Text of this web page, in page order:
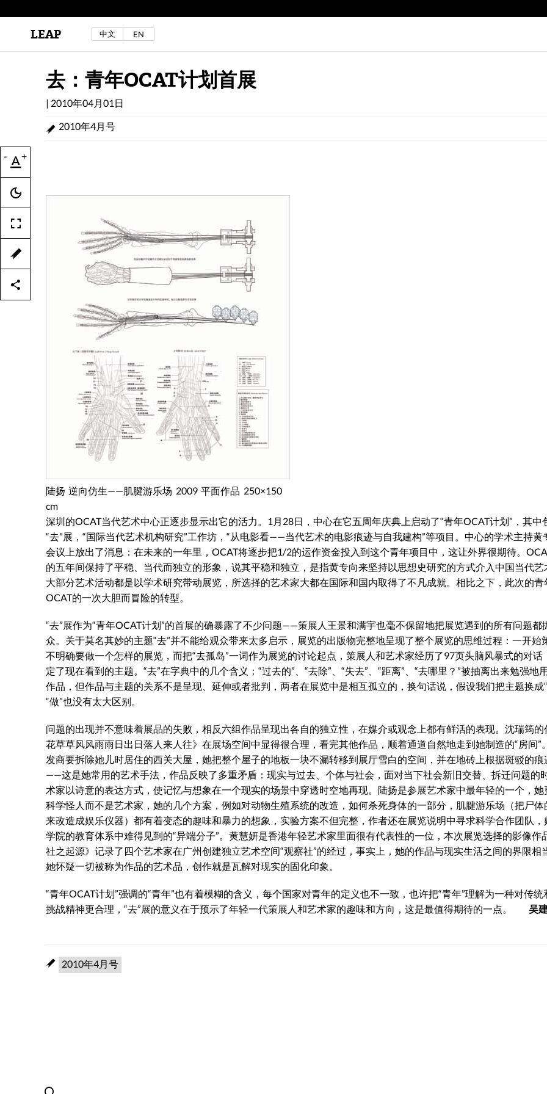
区秀诒与陈侑汝，《噩梦摇摆》，2024年。
LEAP 中文 EN
- +
去：青年OCAT计划首展
| 2010年04月01日
2010年4月号
陆扬 逆向仿生——肌腱游乐场 2009 平面作品 250×150
cm
深圳的OCAT当代艺术中心正逐步显示出它的活力。1月28日，中心在它五周年庆典上启动了“青年OCAT计划”，其中
“去”展，“国际当代艺术机构研究”工作坊，“从电影看——当代艺术的电影痕迹与自我建构”等项目。中心的学术主持黄
会议上放出了消息：在未来的一年里，OCAT将逐步把1/2的运作资金投入到这个青年项目中，这让外界很期待。
的五年间保持了平稳、当代而独立的形象，说其平稳和独立，是指黄专向来坚持以思想史研究的方式介入中国当代艺
大部分艺术活动都是以学术研究带动展览，所选择的艺术家大都在国际和国内取得了不凡成就。相比之下，此次的青
OCAT的一次大胆而冒险的转型。
“去”展作为“青年OCAT计划”的首展的确暴露了不少问题——策展人王景和满宇也毫不保留地把展览遇到的所有问题都
众。关于莫名其妙的主题“去”并不能给观众带来太多启示，展览的出版物完整地呈现了整个展览的思维过程：一开始
不明确要做一个怎样的展览，而把“去孤岛”一词作为展览的讨论起点，策展人和艺术家经历了97页头脑风暴式的对话
定了现在看到的主题。“去”在字典中的几个含义：“过去的”、“去除”、“失去”、“距离”、“去哪里？”被抽离出来勉强地
作品，但作品与主题的关系不是呈现、延伸或者批判，两者在展览中是相互孤立的，换句话说，假设我们把主题换成“
“做”也没有太大区别。
问题的出现并不意味着展品的失败，相反六组作品呈现出各自的独立性，在媒介或观念上都有鲜活的表现。沈瑞筠的
花草草风风雨雨日出日落人来人往》在展场空间中显得很合理，看完其他作品，顺着通道自然地走到她制造的“房间”
发商要拆除她儿时居住的西关大屋，她把整个屋子的地板一块不漏转移到展厅雪白的空间，并在地砖上根据斑驳的痕
——这是她常用的艺术手法，作品反映了多重矛盾：现实与过去、个体与社会，面对当下社会新旧交替、拆迁问题的
术家以诗意的表达方式，使记忆与想象在一个现实的场景中穿透时空地再现。陆扬是参展艺术家中最年轻的一个，她
科学怪人而不是艺术家，她的几个方案，例如对动物生殖系统的改造，如何杀死身体的一部分，肌腱游乐场（把尸体
来改造成娱乐仪器）都有着变态的趣味和暴力的想象，实验方案不但完整，作者还在展览说明中寻求科学合作团队，
学院的教育体系中难得见到的“异端分子”。黄慧妍是香港年轻艺术家里面很有代表性的一位，本次展览选择的影像作
社之起源》记录了四个艺术家在广州创建独立艺术空间“观察社”的经过，事实上，她的作品与现实生活之间的界限相
她怀疑一切被称为作品的艺术品，创作就是瓦解对现实的固化印象。
“青年OCAT计划”强调的“青年”也有着模糊的含义，每个国家对青年的定义也不一致，也许把“青年”理解为一种对传统
挑战精神更合理，“去”展的意义在于预示了年轻一代策展人和艺术家的趣味和方向，这是最值得期待的一点。 吴
2010年4月号